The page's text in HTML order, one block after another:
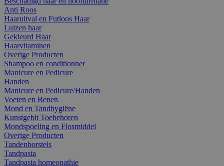
Anti Roos
Haaruitval en Futloos Haar
Luizen haar
Gekleurd Haar
Haarvitaminen
Overige Producten
Shampoo en conditionner
Manicure en Pedicure
Handen
Manicure en Pedicure/Handen
Voeten en Benen
Mond en Tandhygiëne
Kunstgebit Toebehoren
Mondspoeling en Flosmiddel
Overige Producten
Tandenborstels
Tandpasta
Tandpasta homeopathie